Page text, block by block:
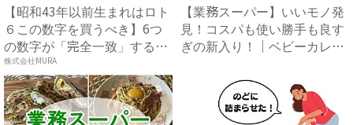
【昭和43年以前生まれはロト
６この数字を買うべき】6つ
の数字が「完全一致」する
方...
株式会社MURA
【業務スーパー】いいモノ発
見！コスパも使い勝手も良す
ぎの新入り！｜ベビーカレン